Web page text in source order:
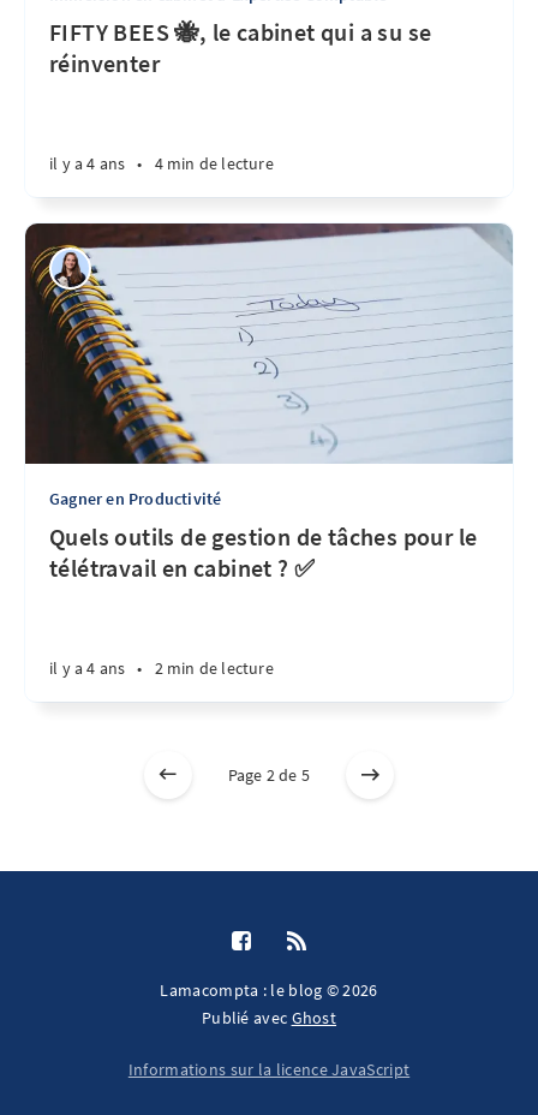
FIFTY BEES 🐝, le cabinet qui a su se
réinventer
il y a 4 ans • 4 min de lecture
Gagner en Productivité
Quels outils de gestion de tâches pour le
télétravail en cabinet ? ✅
il y a 4 ans • 2 min de lecture
Page 2 de 5
Lamacompta : le blog © 2026
Publié avec Ghost
Informations sur la licence JavaScript